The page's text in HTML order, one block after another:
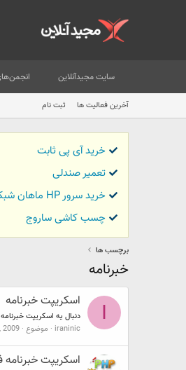
سایت مجیدآنلاین
آخرین فعالیت ها ثبت نام
خرید آی پی ثابت
تعمیر صندلی
خرید سرور HP ماهان شبکه
چسب کاشی ساروج
برچسب ها
خبرنامه
I
اسکریپت خبرنامه
دنبال یه اسکریپت خبرنامه هستم که بتونم روی لوکال یا سرور
iraninic
موضوع 2009
اسكريپت خبرنامه